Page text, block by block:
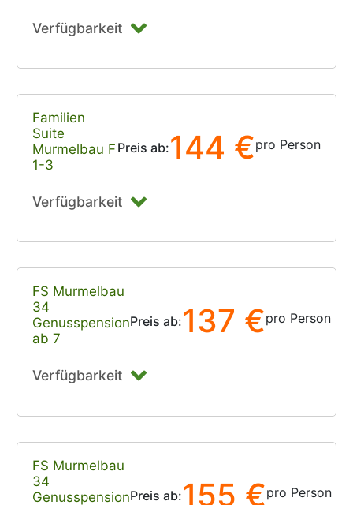
Verfügbarkeit
Familien
Suite
Murmelbau F
1-3
Preis ab:144 €pro Person
Verfügbarkeit
FS Murmelbau
34
Genusspension
ab 7
Preis ab:137 €pro Person
Verfügbarkeit
FS Murmelbau
34
GenusspensionPreis ab:155 €pro Person